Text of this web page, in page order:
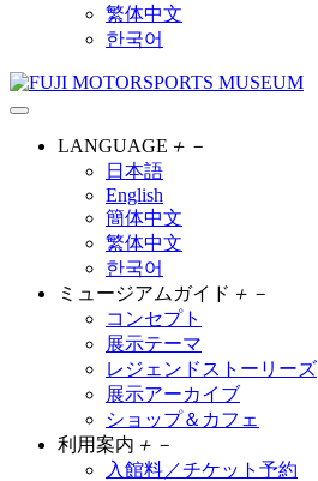
繁体中文
한국어
LANGUAGE ＋ －
日本語
English
簡体中文
繁体中文
한국어
ミュージアムガイド ＋ －
コンセプト
展示テーマ
レジェンドストーリーズ
展示アーカイブ
ショップ＆カフェ
利用案内 ＋ －
入館料／チケット予約